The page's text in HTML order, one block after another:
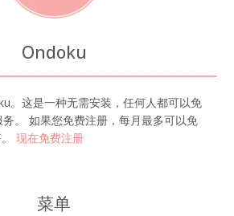
Ondoku
。这是一种无需安装，任何人都可以免
。 如果您免费注册，每月最多可以免
现在免费注册
菜单